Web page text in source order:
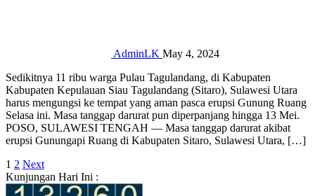
AdminLK May 4, 2024
Sedikitnya 11 ribu warga Pulau Tagulandang, di Kabupaten
Kabupaten Kepulauan Siau Tagulandang (Sitaro), Sulawesi Utara
harus mengungsi ke tempat yang aman pasca erupsi Gunung Ruang
Selasa ini. Masa tanggap darurat pun diperpanjang hingga 13 Mei.
POSO, SULAWESI TENGAH — Masa tanggap darurat akibat
erupsi Gunungapi Ruang di Kabupaten Sitaro, Sulawesi Utara, […]
Posts
pagination
1 2 Next
Kunjungan Hari Ini :